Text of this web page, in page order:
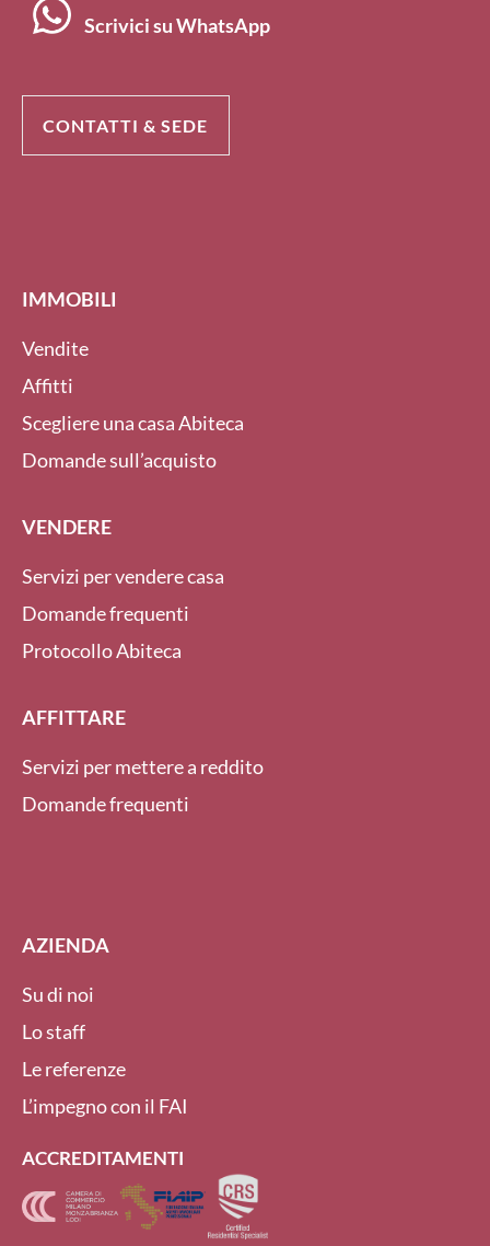
Scrivici su WhatsApp
CONTATTI & SEDE
IMMOBILI
Vendite
Affitti
Scegliere una casa Abiteca
Domande sull’acquisto
VENDERE
Servizi per vendere casa
Domande frequenti
Protocollo Abiteca
AFFITTARE
Servizi per mettere a reddito
Domande frequenti
AZIENDA
Su di noi
Lo staff
Le referenze
L’impegno con il FAI
ACCREDITAMENTI